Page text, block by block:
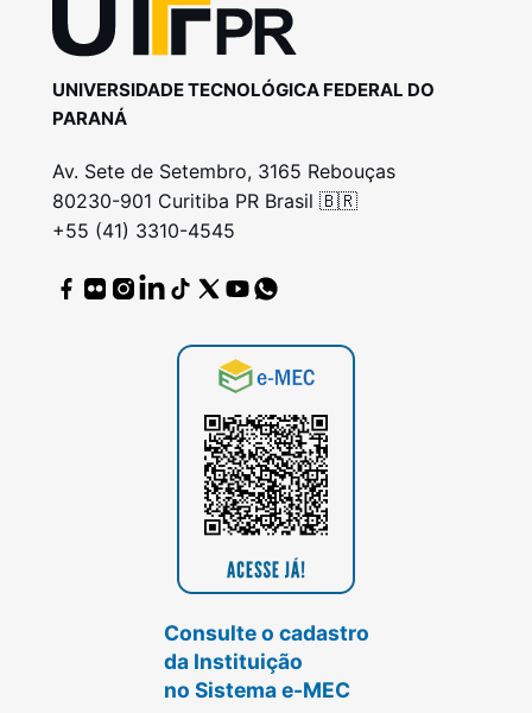
UNIVERSIDADE TECNOLÓGICA FEDERAL DO
PARANÁ
Av. Sete de Setembro, 3165 Rebouças
80230-901 Curitiba PR Brasil 🇧🇷
+55 (41) 3310-4545
Consulte o cadastro
da Instituição
no Sistema e-MEC